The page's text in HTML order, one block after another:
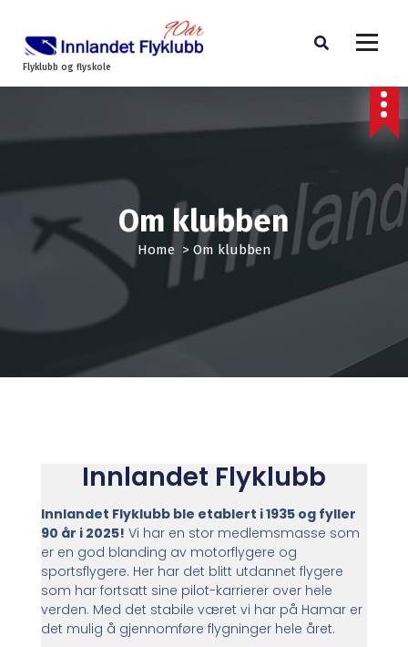
Flyklubb og flyskole
Om klubben
Home > Om klubben
Innlandet Flyklubb
Innlandet Flyklubb ble etablert i 1935 og fyller
90 år i 2025! Vi har en stor medlemsmasse som
er en god blanding av motorflygere og
sportsflygere. Her har det blitt utdannet flygere
som har fortsatt sine pilot-karrierer over hele
verden. Med det stabile været vi har på Hamar er
det mulig å gjennomføre flygninger hele året.